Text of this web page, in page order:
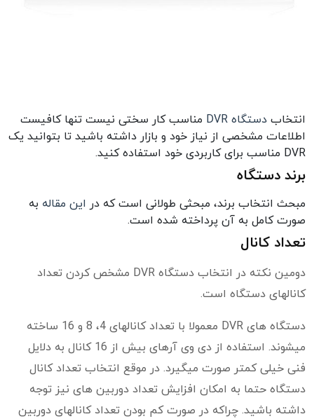
انتخاب دستگاه DVR
مناسب کار سختی نیست تنها کافیست
اطلاعات مشخصی از نیاز خود و بازار داشته باشید تا بتوانید یک
DVR مناسب برای کاربردی خود استفاده کنید.
برند دستگاه
مبحث انتخاب برند، مبحثی طولانی است که در این مقاله به
صورت کامل به آن پرداخته شده است.
تعداد کانال
دومین نکته در انتخاب دستگاه DVR مشخص کردن تعداد
کانالهای دستگاه است.
دستگاه های DVR معمولا با تعداد کانالهای 4، 8 و 16 ساخته
میشوند. استفاده از دی وی آرهای بیش از 16 کانال به دلایل
فنی خیلی کمتر صورت میگیرد. در موقع انتخاب تعداد کانال
دستگاه حتما به امکان افزایش تعداد دوربین های نیز توجه
داشته باشید. چراکه در صورت کم بودن تعداد کانالهای دوربین